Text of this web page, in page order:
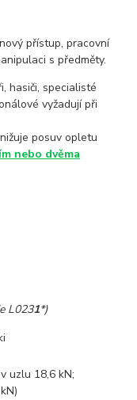
přístup, pracovní
s předměty.
hasiči, specialisté
vyžadují při
posuv opletu
nebo dvěma
L0231*)
uzlu 18,6 kN;